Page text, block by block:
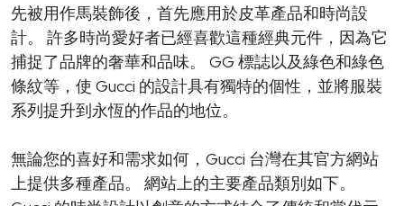
先被用作馬裝飾後，首先應用於皮革產品和時尚設
計。 許多時尚愛好者已經喜歡這種經典元件，因為它
捕捉了品牌的奢華和品味。 GG 標誌以及綠色和綠色
條紋等，使 Gucci 的設計具有獨特的個性，並將服裝
系列提升到永恆的作品的地位。
無論您的喜好和需求如何，Gucci 台灣在其官方網站
上提供多種產品。 網站上的主要產品類別如下。